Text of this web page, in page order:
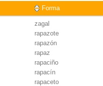
Forma
zagal
rapazote
rapazón
rapaz
rapaciño
rapacín
rapaceto